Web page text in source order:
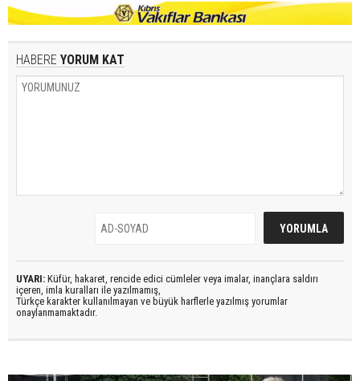
HABERE YORUM KAT
UYARI: Küfür, hakaret, rencide edici cümleler veya imalar, inançlara saldırı
içeren, imla kuralları ile yazılmamış,
Türkçe karakter kullanılmayan ve büyük harflerle yazılmış yorumlar
onaylanmamaktadır.